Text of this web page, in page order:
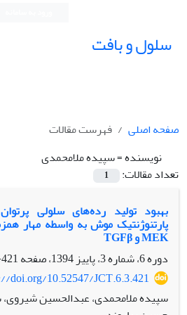
سلول و بافت
صفحه اصلی
فهرست مقالات
نویسنده =سپیده ملامحمدی
تعداد مقالات:
1
بهبود تولید رده‌های سلولی
پارتنوژنتیک موش به واسطه مهار
MEK و TGFβ
دوره 6، شماره 3، پاییز 1394، صفحه
421-430
doi.org/10.52547/JCT.6.3.421
سپیده ملامحمدی، عبدالحسین